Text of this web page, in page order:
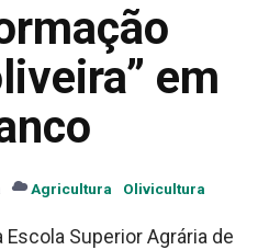
em
Agricultura Olivicultura
Superior Agrária de